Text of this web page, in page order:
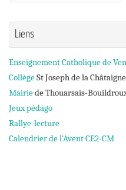
Liens
Enseignement Catholique de
CollègeSt Joseph de la
Mairiede Thouarsais-
Jeux pédago
Rallye-lecture
Calendrier de l'Avent CE2-CM